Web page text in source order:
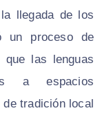
llegada de los
un proceso de
que las lenguas
a espacios
tradición local.